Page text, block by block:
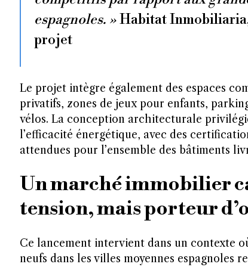
espagnoles. »Habitat
projet
Le projet intègre également des espaces
privatifs, zones de jeux pour enfants,
vélos. La conception architecturale
l’efficacité énergétique, avec des
attendues pour l’ensemble des bâtiments
Un marché immobilier
tension, mais porteur
Ce lancement intervient dans un contexte
neufs dans les villes moyennes espagnoles